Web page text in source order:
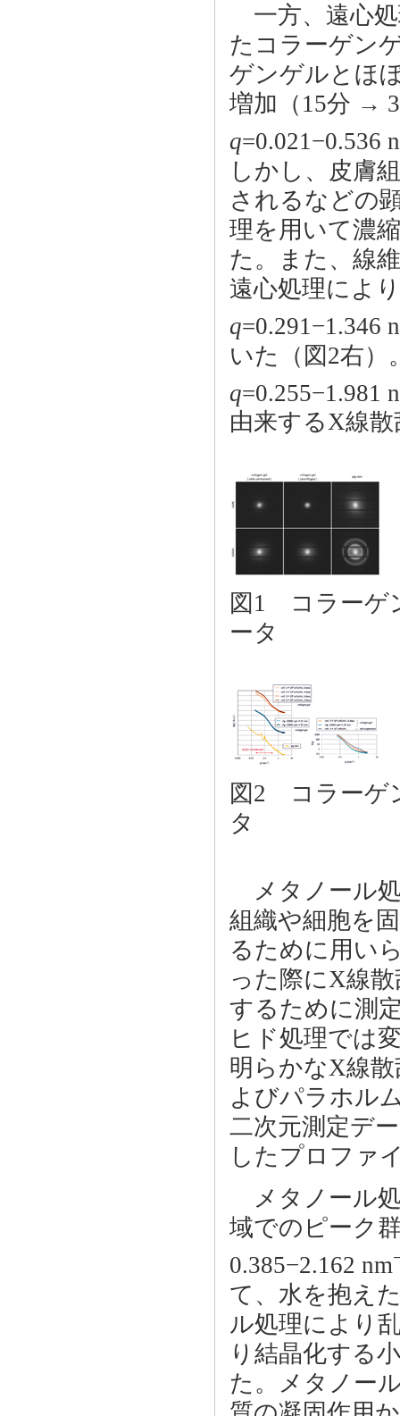
一方、遠心
たコラーゲン
ゲンゲルとほ
増加（15分 →
q=0.021−0.536
しかし、皮膚
されるなどの
理を用いて濃
た。また、線
遠心処理によ
q=0.291−1.346
いた（図2右）
q=0.255−1.981
由来するX線
図1 コラーゲ
ータ
図2 コラーゲ
タ
メタノール
組織や細胞を
るために用い
った際にX線
するために測
ヒド処理では
明らかなX線
よびパラホル
二次元測定デ
したプロファ
メタノール処
域でのピーク
0.385−2.162 nm
て、水を抱え
ル処理により
り結晶化する
た。メタノー